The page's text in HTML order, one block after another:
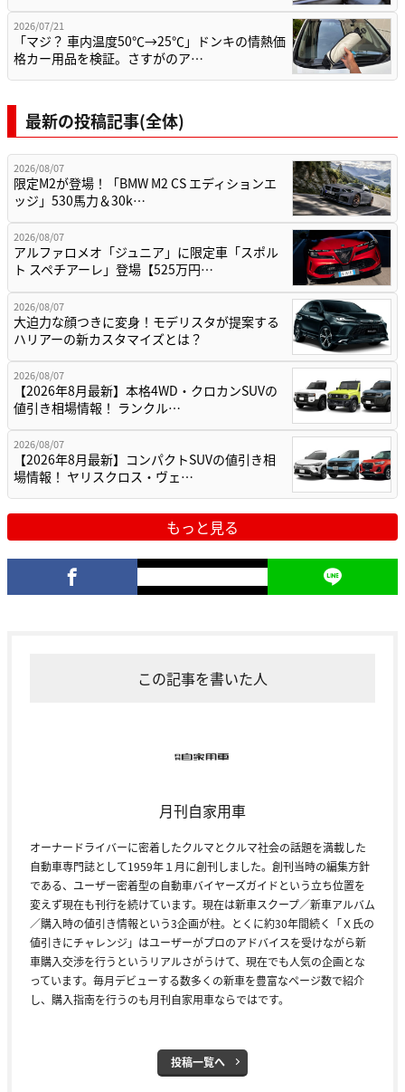
2026/07/21
「マジ？ 車内温度50℃→25℃」ドンキの情熱価
格カー用品を検証。さすがのア…
最新の投稿記事(全体)
2026/08/07
限定M2が登場！「BMW M2 CS エディションエ
ッジ」530馬力＆30k…
2026/08/07
アルファロメオ「ジュニア」に限定車「スポル
ト スペチアーレ」登場【525万円…
2026/08/07
大迫力な顔つきに変身！モデリスタが提案する
ハリアーの新カスタマイズとは？
2026/08/07
【2026年8月最新】本格4WD・クロカンSUVの
値引き相場情報！ ランクル…
2026/08/07
【2026年8月最新】コンパクトSUVの値引き相
場情報！ ヤリスクロス・ヴェ…
もっと見る
この記事を書いた人
月刊自家用車
オーナードライバーに密着したクルマとクルマ社会の話題を満載した
自動車専門誌として1959年１月に創刊しました。創刊当時の編集方針
である、ユーザー密着型の自動車バイヤーズガイドという立ち位置を
変えず現在も刊行を続けています。現在は新車スクープ／新車アルバム
／購入時の値引き情報という3企画が柱。とくに約30年間続く「Ｘ氏の
値引きにチャレンジ」はユーザーがプロのアドバイスを受けながら新
車購入交渉を行うというリアルさがうけて、現在でも人気の企画とな
っています。毎月デビューする数多くの新車を豊富なページ数で紹介
し、購入指南を行うのも月刊自家用車ならではです。
投稿一覧へ